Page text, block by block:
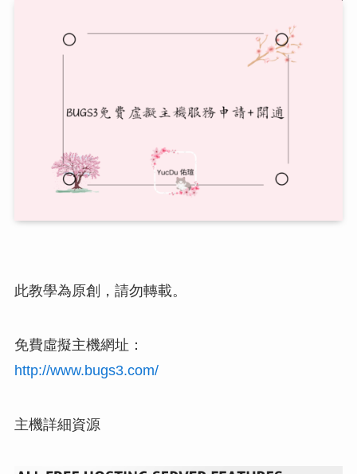
此教學為原創，請勿轉載。
免費虛擬主機網址：
http://www.bugs3.com/
主機詳細資源